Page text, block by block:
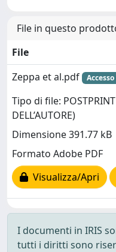
File in questo
File
Zeppa et al.pdf
Tipo di file: POSTPRINT
DELL’AUTORE)
Dimensione 391.77 kB
Formato Adobe PDF
Visualizza/Apri
I documenti in IRIS
tutti i diritti sono